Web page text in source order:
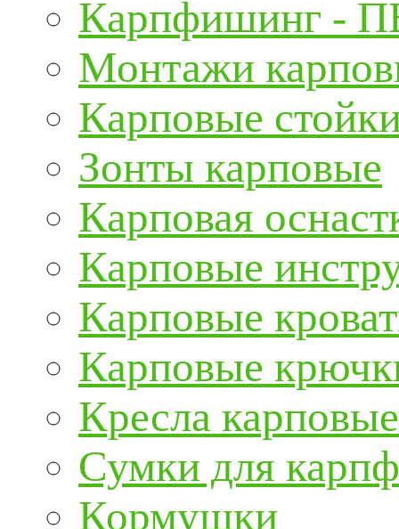
Карпфишинг -
Монтажи
Карповые
Зонты карповые
Карповая
Карповые
Карповые
Карповые
Кресла карповые
Сумки для
Кормушки